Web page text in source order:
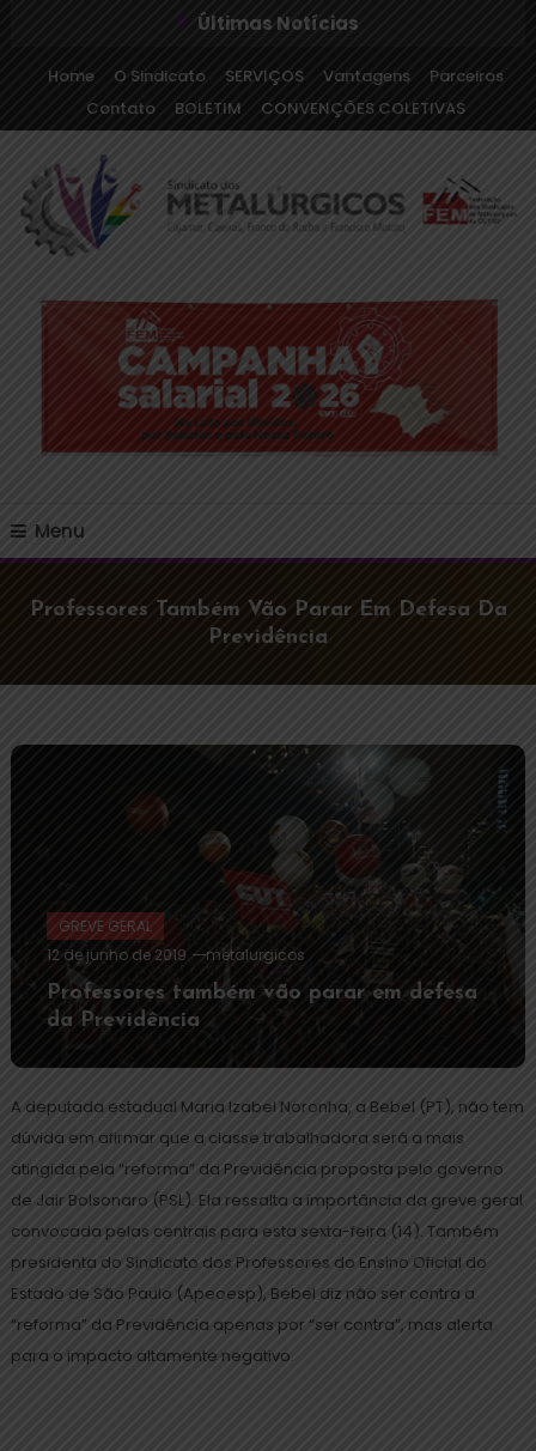
Últimas Notícias
Home O Sindicato SERVIÇOS Vantagens
Parceiros
Contato
BOLETIM CONVENÇÕES COLETIVAS
Sindicato dos
Metalúrgicos de Cajamar
e Região
Menu
Professores Também Vão Parar Em Defesa Da
Previdência
GREVE GERAL
12 de junho de 2019
metalurgicos
Professores também vão parar em defesa
da Previdência
A deputada estadual Maria Izabel Noronha, a Bebel (PT), não tem
dúvida em afirmar que a classe trabalhadora será a mais
atingida pela “reforma” da Previdência proposta pelo governo
de Jair Bolsonaro (PSL). Ela ressalta a importância da greve geral
convocada pelas centrais para esta sexta-feira (14). Também
presidenta do Sindicato dos Professores do Ensino Oficial do
Estado de São Paulo (Apeoesp), Bebel diz não ser contra a
“reforma” da Previdência apenas por “ser contra”, mas alerta
para o impacto altamente negativo.